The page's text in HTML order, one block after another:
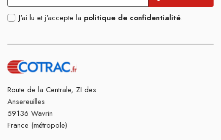
J'ai lu et j'accepte la politique de confidentialité.
Route de la Centrale, ZI des
Ansereuilles
59136 Wavrin
France (métropole)